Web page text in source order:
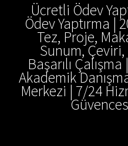
Ücretli Ödev
Ödev Yaptırma |
Tez, Proje,
Sunum,
Başarılı
Akademik
Merkezi | 7/24